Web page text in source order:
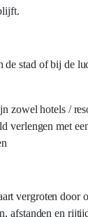
stad of bij de
zowel hotels /
verlengen met
vergroten door
afstanden en